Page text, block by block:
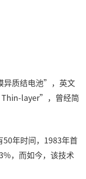
异质结电池”，英文
layer”，曾经简
年时间，1983年首
，而如今，该技术